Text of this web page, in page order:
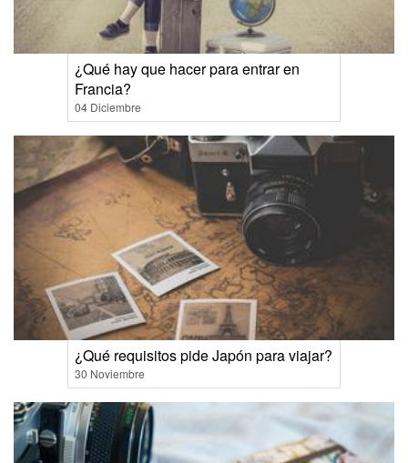
¿Qué hay que hacer para entrar en
Francia?
04 Diciembre
¿Qué requisitos pide Japón para viajar?
30 Noviembre